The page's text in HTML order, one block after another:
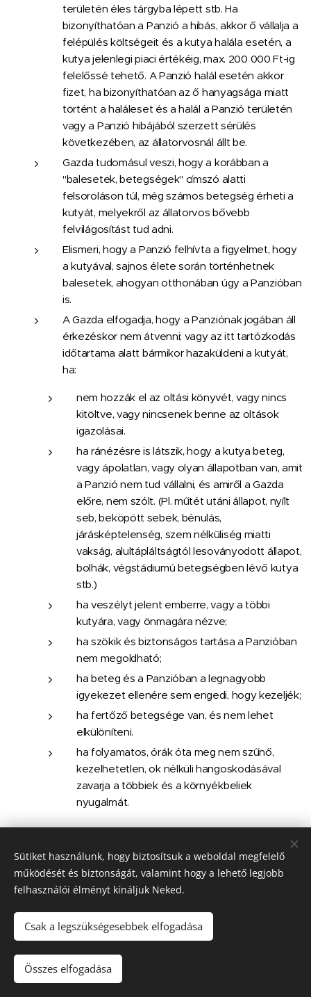
területén éles tárgyba lépett stb. Ha
bizonyíthatóan a Panzió a hibás, akkor ő vállalja a
felépülés költségeit és a kutya halála esetén, a
kutya jelenlegi piaci értékéig, max. 200 000 Ft-ig
felelőssé tehető. A Panzió halál esetén akkor
fizet, ha bizonyíthatóan az ő hanyagsága miatt
történt a haláleset és a halál a Panzió területén
vagy a Panzió hibájából szerzett sérülés
következében, az állatorvosnál állt be.
Gazda tudomásul veszi, hogy a korábban a
"balesetek, betegségek" címszó alatti
felsoroláson túl, még számos betegség érheti a
kutyát, melyekről az állatorvos bővebb
felvilágosítást tud adni.
Elismeri, hogy a Panzió felhívta a figyelmet, hogy
a kutyával, sajnos élete során történhetnek
balesetek, ahogyan otthonában úgy a Panzióban
is.
A Gazda elfogadja, hogy a Panziónak jogában áll
érkezéskor nem átvenni; vagy az itt tartózkodás
időtartama alatt bármikor hazaküldeni a kutyát,
ha:
nem hozzák el az oltási könyvét, vagy nincs
kitöltve, vagy nincsenek benne az oltások
igazolásai.
ha ránézésre is látszik, hogy a kutya beteg,
vagy ápolatlan, vagy olyan állapotban van, amit
a Panzió nem tud vállalni, és amiről a Gazda
előre, nem szólt. (Pl. műtét utáni állapot, nyílt
seb, beköpött sebek, bénulás,
járásképtelenség, szem nélküliség miatti
vakság, alultápláltságtól lesoványodott állapot,
bolhák, végstádiumú betegségben lévő kutya
stb.)
ha veszélyt jelent emberre, vagy a többi
kutyára, vagy önmagára nézve;
ha szökik és biztonságos tartása a Panzióban
nem megoldható;
ha beteg és a Panzióban a legnagyobb
igyekezet ellenére sem engedi, hogy kezeljék;
ha fertőző betegsége van, és nem lehet
elkülöníteni.
ha folyamatos, órák óta meg nem szűnő,
kezelhetetlen, ok nélküli hangoskodásával
zavarja a többiek és a környékbeliek
nyugalmát.
A Gazda tudomásul veszi, ha az előre megbeszélt
időpontban nem jön a kutyáért és erről a Panziót
nem értesíti és a Panzió semmilyen úton nem
tudja elérni őt, akkor értesíti az Adatlapon
személy"-t, hogy ő gondoskodjon a kutya
elhelyezéséről, vagy fizesse ki a panzióztatás
eddigi és további költségeit, amennyiben
továbbra is igényt tart a szolgáltatásra.
Sütiket használunk, hogy biztosítsuk a weboldal megfelelő
működését és biztonságát, valamint hogy a lehető legjobb
felhasználói élményt kínáljuk Neked.
Csak a legszükségesebbek elfogadása
Összes elfogadása